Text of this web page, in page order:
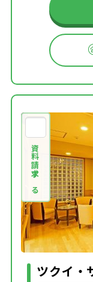
資料請求する
ツクイ・